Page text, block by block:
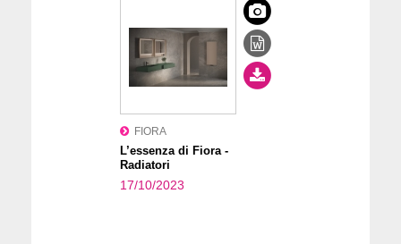
FIORA
L’essenza di Fiora -
Radiatori
17/10/2023